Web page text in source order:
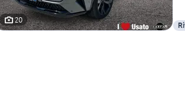
20